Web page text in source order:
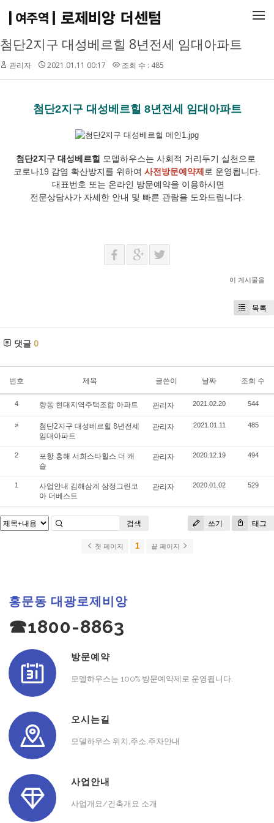
첨단2지구 대성베르힐 8년전세 임대아파트
관리자 2021.01.11 00:17 조회 수 : 485
첨단2지구 대성베르힐 8년전세 임대아파트
첨단2지구 대성베르힐 모델하우스는 사회적 거리두기 실천으로
코로나19 감염 확산방지를 위하여 사전방문예약제 로 운영됩니다.
대표번호 또는 온라인 방문예약을 이용하시면
전문상담사가 자세한 안내 및 빠른 관람을 도와드립니다.
이 게시물을
목록
댓글 0
번호 제목 글쓴이 날짜 조회 수
4 향동 현대지역주택조합 아파트 관리자 2021.02.20 544
»
첨단2지구 대성베르힐 8년전세
임대아파트
관리자 2021.01.11 485
2
포항 흥해 서희스타힐스 더 캐
슬
관리자 2020.12.19 494
1
사업안내 김해삼계 삼정그린코
아 더베스트
관리자 2020.01.02 529
쓰기 태그
검색
첫 페이지 1 끝 페이지
홍문동 대광로제비앙
☎1800-8863
방문예약
모델하우스는 100% 방문예약제로 운영됩니다.
오시는길
모델하우스 위치,주소,주차안내
사업안내
사업개요/건축개요 소개